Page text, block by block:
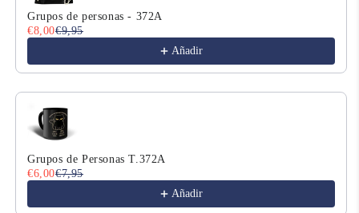
Grupos de personas - 372A
€8,00€9,95
Añadir
Grupos de Personas T.372A
€6,00€7,95
Añadir